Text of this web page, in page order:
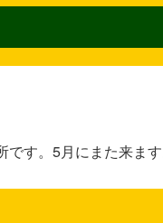
す。5月にまた来ます